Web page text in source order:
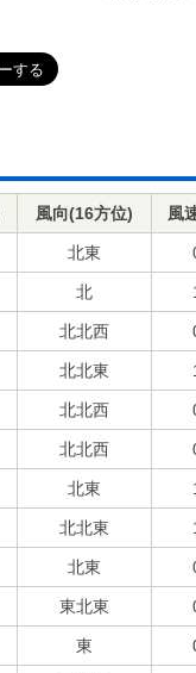
風向(16方位) 風
北東
北
北北西
北北東
北北西
北北西
北東
北北東
北東
東北東
東